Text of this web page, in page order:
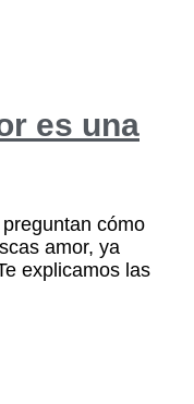
es una
cómo
amor, ya
explicamos las